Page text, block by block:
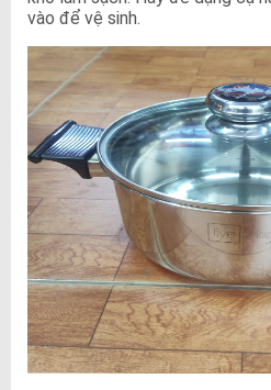
vào để vệ sinh.